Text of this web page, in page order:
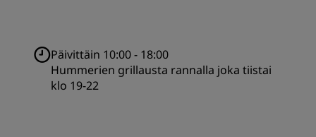
Päivittäin 10:00 - 18:00
Hummerien grillausta rannalla joka tiistai
klo 19-22